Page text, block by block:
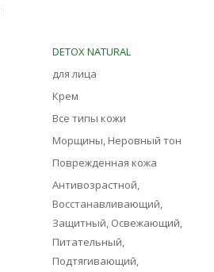
DETOX NATURAL
для лица
Крем
Все типы кожи
Морщины, Неровный тон
Поврежденная кожа
Антивозрастной,
Восстанавливающий,
Защитный, Освежающий,
Питательный,
Подтягивающий,